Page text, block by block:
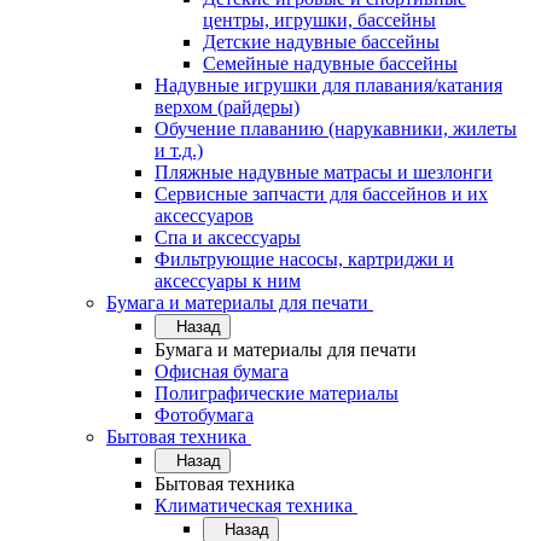
центры, игрушки, бассейны
Детские надувные бассейны
Семейные надувные бассейны
Надувные игрушки для плавания/катания
верхом (райдеры)
Обучение плаванию (нарукавники, жилеты
и т.д.)
Пляжные надувные матрасы и шезлонги
Сервисные запчасти для бассейнов и их
аксессуаров
Спа и аксессуары
Фильтрующие насосы, картриджи и
аксессуары к ним
Бумага и материалы для печати
Назад
Бумага и материалы для печати
Офисная бумага
Полиграфические материалы
Фотобумага
Бытовая техника
Назад
Бытовая техника
Климатическая техника
Назад